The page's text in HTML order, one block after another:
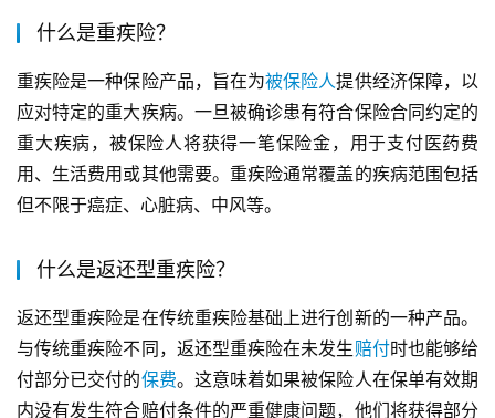
什么是重疾险？
重疾险是一种保险产品，旨在为被保险人提供经济保障，以
应对特定的重大疾病。一旦被确诊患有符合保险合同约定的
重大疾病，被保险人将获得一笔保险金，用于支付医药费
用、生活费用或其他需要。重疾险通常覆盖的疾病范围包括
但不限于癌症、心脏病、中风等。
什么是返还型重疾险？
返还型重疾险是在传统重疾险基础上进行创新的一种产品。
与传统重疾险不同，返还型重疾险在未发生赔付时也能够给
付部分已交付的保费。这意味着如果被保险人在保单有效期
内没有发生符合赔付条件的严重健康问题，他们将获得部分